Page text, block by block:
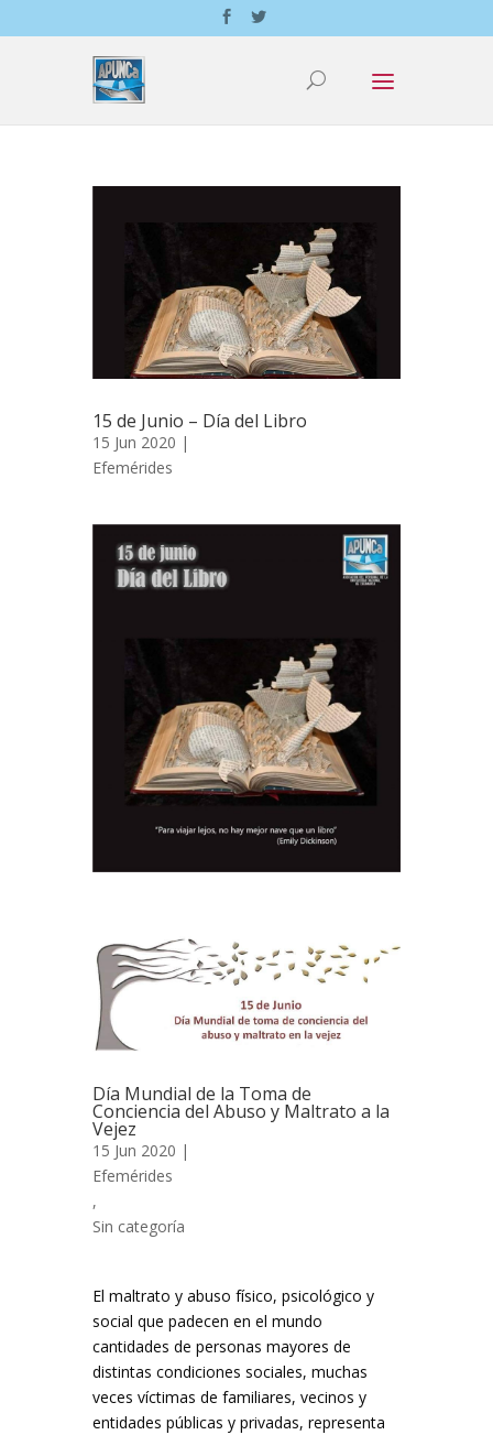
15 de Junio – Día del Libro
15 Jun 2020 |
Efemérides
Día Mundial de la Toma de
Conciencia del Abuso y Maltrato a la
Vejez
15 Jun 2020 |
Efemérides
,
Sin categoría
El maltrato y abuso físico, psicológico y
social que padecen en el mundo
cantidades de personas mayores de
distintas condiciones sociales, muchas
veces víctimas de familiares, vecinos y
entidades públicas y privadas, representa